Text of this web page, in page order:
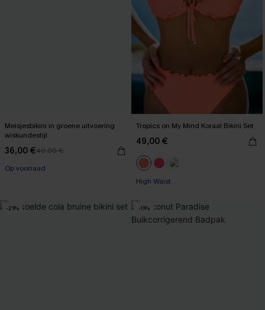
Meisjesbikini in groene uitvoering
wiskundestijl
36,00 €40,00 €
【AG18】2 met 10% korting
Op voorraad
Tropics on My Mind Koraal Bikini Set
49,00 €
【AG18】2 met 10% korting
High Waist
-21% -11%